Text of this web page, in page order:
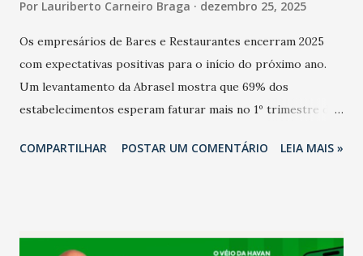
Por Lauriberto Carneiro Braga dezembro 25, 2025
Os empresários de Bares e Restaurantes encerram 2025
com expectativas positivas para o início do próximo ano.
Um levantamento da Abrasel mostra que 69% dos
estabelecimentos esperam faturar mais no 1º trimestre de
relação ao último trimestre deste ano, 56% também
confraternizações de fim de ano e pelo pagamento do 13º
COMPARTILHAR POSTAR UM COMENTÁRIO LEIA MAIS »